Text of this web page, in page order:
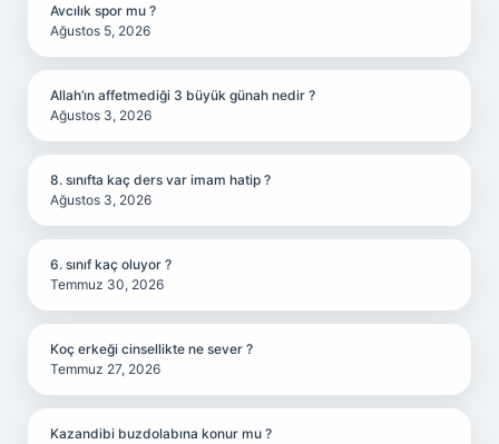
Avcılık spor mu ?
Ağustos 5, 2026
Allah’ın affetmediği 3 büyük günah nedir ?
Ağustos 3, 2026
8. sınıfta kaç ders var imam hatip ?
Ağustos 3, 2026
6. sınıf kaç oluyor ?
Temmuz 30, 2026
Koç erkeği cinsellikte ne sever ?
Temmuz 27, 2026
Kazandibi buzdolabına konur mu ?